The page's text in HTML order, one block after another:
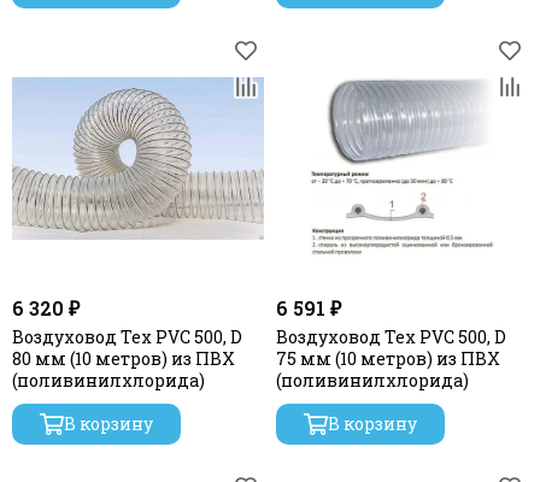
6 320 ₽
Воздуховод Tex PVC 500, D
80 мм (10 метров) из ПВХ
(поливинилхлорида)
В корзину
6 591 ₽
Воздуховод Tex PVC 500, D
75 мм (10 метров) из ПВХ
(поливинилхлорида)
В корзину